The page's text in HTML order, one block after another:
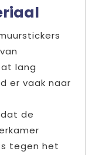
lang
er vaak naar
de
tegen het